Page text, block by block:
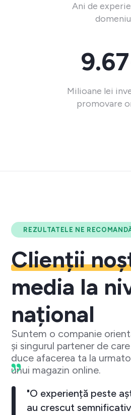
Ani de
domeniu
Milioane lei
promovare
REZULTATELE NE
Clienții
media la
național
Suntem o companie
și singurul partener de
duce afacerea ta la
unui magazin online.
"O experiență peste
au crescut